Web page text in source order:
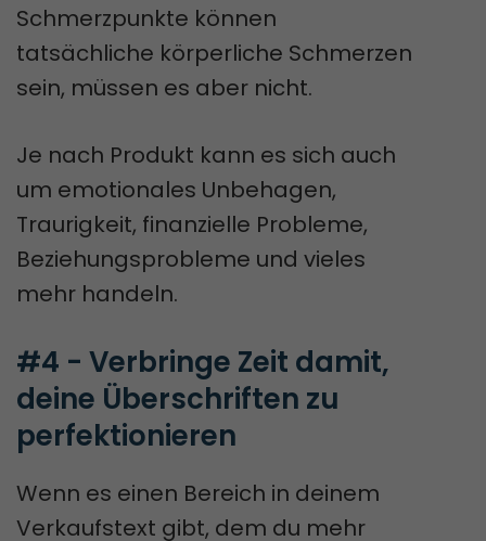
Schmerzpunkte können
tatsächliche körperliche Schmerzen
sein, müssen es aber nicht.
Je nach Produkt kann es sich auch
um emotionales Unbehagen,
Traurigkeit, finanzielle Probleme,
Beziehungsprobleme und vieles
mehr handeln.
#4 - Verbringe Zeit damit,
deine Überschriften zu
perfektionieren
Wenn es einen Bereich in deinem
Verkaufstext gibt, dem du mehr